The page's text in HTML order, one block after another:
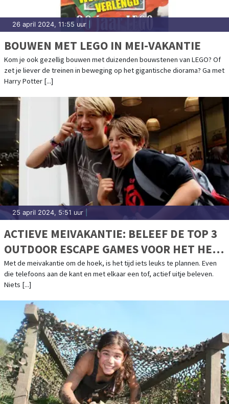
26 april 2024, 11:55 uur
BOUWEN MET LEGO IN MEI-VAKANTIE
Kom je ook gezellig bouwen met duizenden bouwstenen van LEGO? Of
zet je liever de treinen in beweging op het gigantische diorama? Ga met
Harry Potter [...]
25 april 2024, 5:51 uur
ACTIEVE MEIVAKANTIE: BELEEF DE TOP 3
OUTDOOR ESCAPE GAMES VOOR HET HELE
GEZIN!
Met de meivakantie om de hoek, is het tijd iets leuks te plannen. Even
die telefoons aan de kant en met elkaar een tof, actief uitje beleven.
Niets [...]